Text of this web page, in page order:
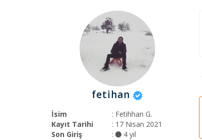
fetihan
İsim
: Fetihhan G.
Kayıt Tarihi
: 17 Nisan 2021
Son Giriş
: 4 yıl